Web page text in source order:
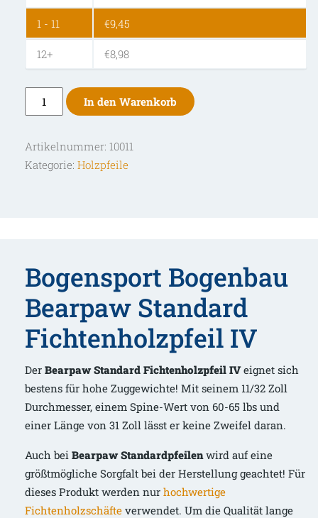
1 - 11 €9,45
12+ €8,98
Bearpaw
Standard
IV
Menge
In den Warenkorb
Artikelnummer: 10011
Kategorie: Holzpfeile
Bogensport Bogenbau
Bearpaw Standard
Fichtenholzpfeil IV
Der Bearpaw Standard Fichtenholzpfeil IVeignet sich
bestens für hohe Zuggewichte! Mit seinem 11/32 Zoll
Durchmesser, einem Spine-Wert von 60-65 lbs und
einer Länge von 31 Zoll lässt er keine Zweifel daran.
Auch bei Bearpaw Standardpfeilenwird auf eine
größtmögliche Sorgfalt bei der Herstellung geachtet! Für
dieses Produkt werden nur hochwertige
Fichtenholzschäfte verwendet. Um die Qualität lange